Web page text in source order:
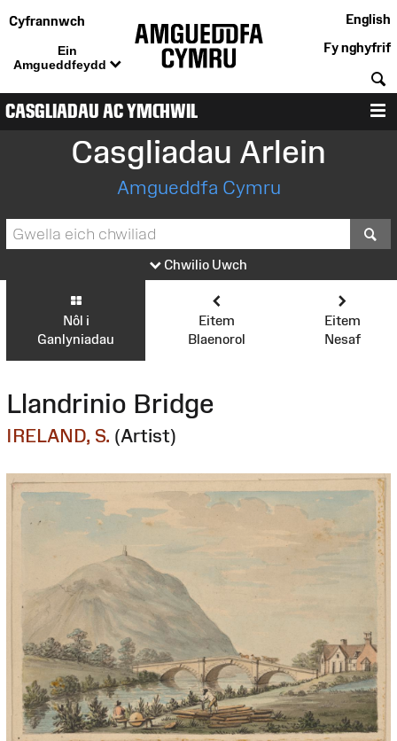
Cyfrannwch
Ein
Amgueddfeydd
English
Fy nghyfrif
CASGLIADAU AC YMCHWIL
Casgliadau Arlein
Amgueddfa Cymru
Chwilio Uwch
Nôl i
Ganlyniadau
Eitem
Blaenorol
Eitem
Nesaf
Llandrinio Bridge
IRELAND, S. (Artist)